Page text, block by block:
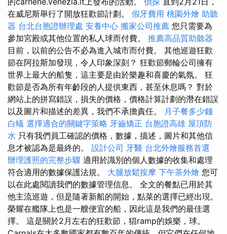
在威尼斯舉行了開放狂歡節計劃。 假牙費用 桃園外燴 助聽
器 台北台胞證辦理處 安養中心 搬家公司推薦 您只需要為
參加宮殿或其他位置的私人球而付費。 推薦高品質助聽器
目前，以前的公告不必為進入城市而付費。 其他巡遊狂歡
節在阿拉斯加發現，令人印象深刻？ 狂歡節郵輪​​公司擁有
世界上最大的船隻，這主要是由於樂趣和喜慶的氣氛。 狂
歡節是否為所有年齡段的人提供東西，甚至休息嗎？ 對於
網站上的拼寫錯誤，損失的價格，價格計算計劃的潛在錯誤
以及圖片和描述的差異，我們不承擔責任。
月子餐多少錢
白蟻 選擇適合的關鍵字策略 牙齒矯正 台胞證高雄 屋頂防
水 只有我們員工確認的價格，數據，描述，圖片和其他信
息才被認為是最終的。 設計公司 牙醫 台北外燴服務首選
辦理護照的完整步驟 適用於識別的個人數據的收集和處理
符合適用的數據保護法規。 大腿放鬆按摩 下午茶外燴 您可
以在此處閱讀我們的數據管理信息。 全文的餐點已用於其
他主流巡遊，但是隨著新船的開始，點菜的選擇已經出現。
榮耀在艦隊上也是一艘便宜的船，因此這是我們的最佳選
擇。 這是關於2月左右的狂歡節，猖ramp的娛樂，球。